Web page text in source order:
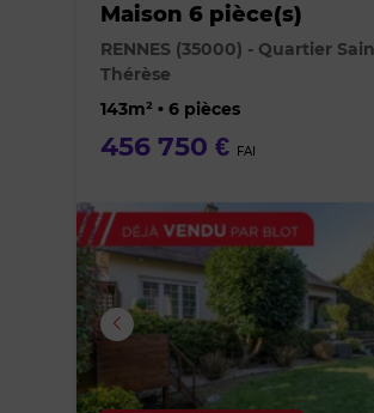
Maison 6 pièce(s)
RENNES (35000) - Quartier
Thérèse
143m² • 6 pièces
456 750 € FAI